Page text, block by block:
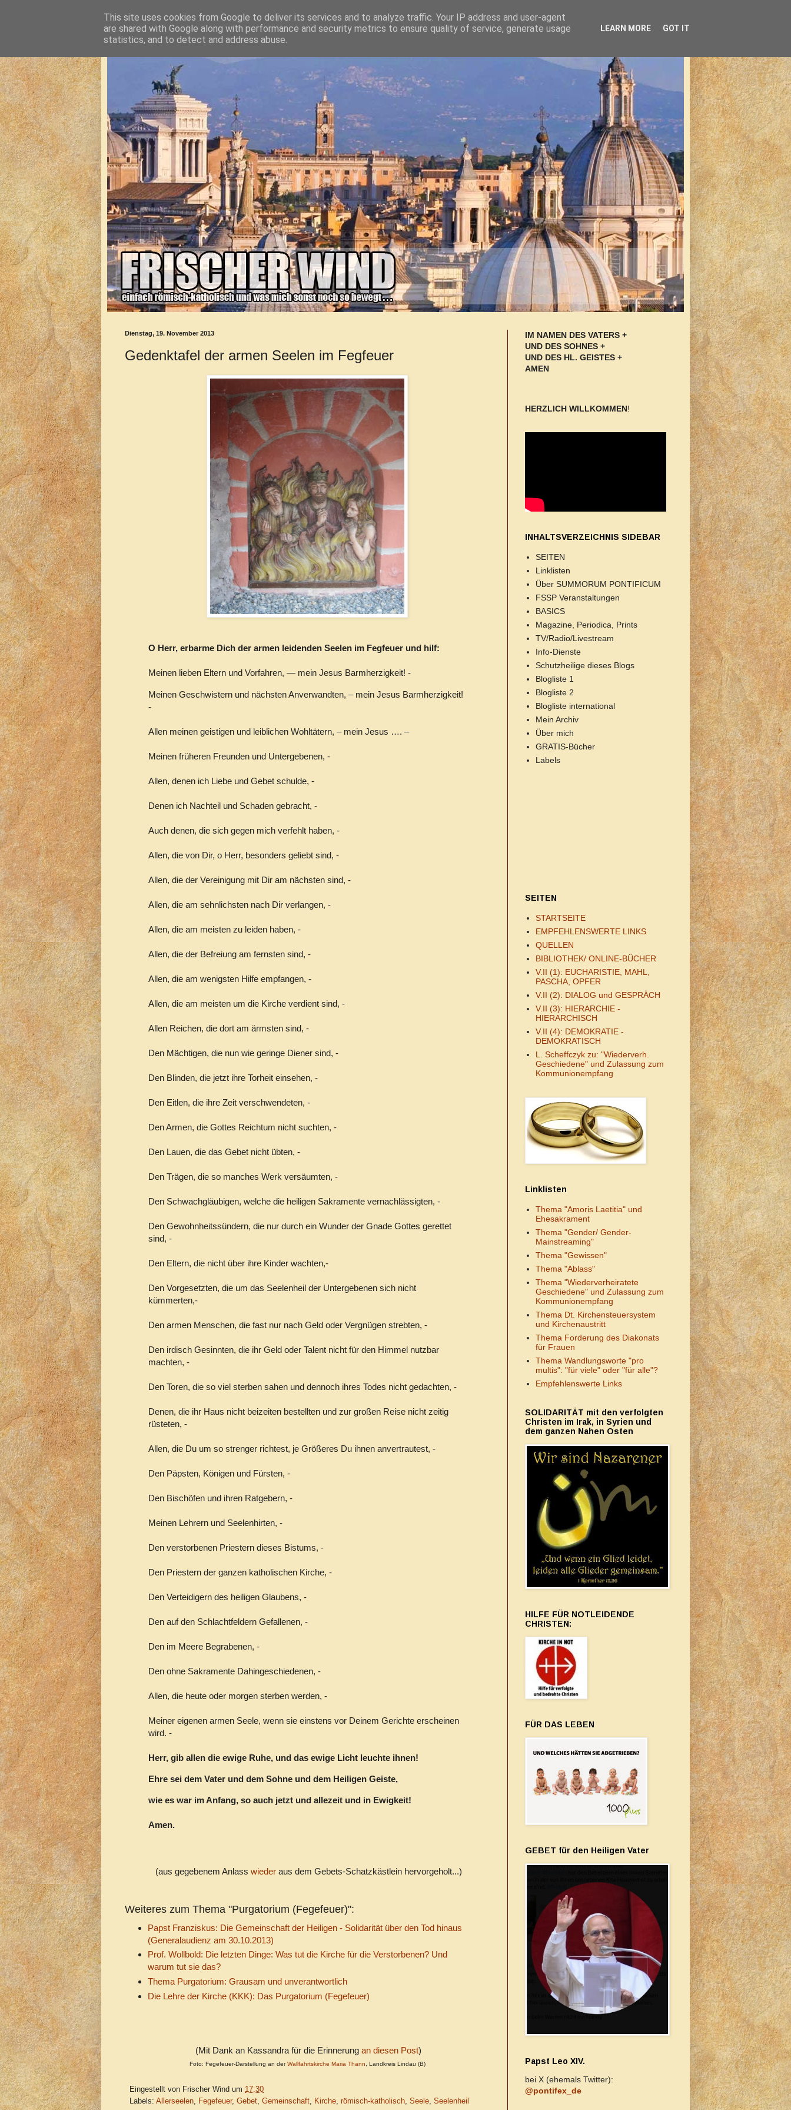
Dienstag, 19. November 2013
Gedenktafel der armen Seelen im Fegfeuer
O Herr, erbarme Dich der armen leidenden Seelen im Fegfeuer und hilf:
Meinen lieben Eltern und Vorfahren, — mein Jesus Barmherzigkeit! -
Meinen Geschwistern und nächsten Anverwandten, – mein Jesus Barmherzigkeit!
-
Allen meinen geistigen und leiblichen Wohltätern, – mein Jesus …. –
Meinen früheren Freunden und Untergebenen, -
Allen, denen ich Liebe und Gebet schulde, -
Denen ich Nachteil und Schaden gebracht, -
Auch denen, die sich gegen mich verfehlt haben, -
Allen, die von Dir, o Herr, besonders geliebt sind, -
Allen, die der Vereinigung mit Dir am nächsten sind, -
Allen, die am sehnlichsten nach Dir verlangen, -
Allen, die am meisten zu leiden haben, -
Allen, die der Befreiung am fernsten sind, -
Allen, die am wenigsten Hilfe empfangen, -
Allen, die am meisten um die Kirche verdient sind, -
Allen Reichen, die dort am ärmsten sind, -
Den Mächtigen, die nun wie geringe Diener sind, -
Den Blinden, die jetzt ihre Torheit einsehen, -
Den Eitlen, die ihre Zeit verschwendeten, -
Den Armen, die Gottes Reichtum nicht suchten, -
Den Lauen, die das Gebet nicht übten, -
Den Trägen, die so manches Werk versäumten, -
Den Schwachgläubigen, welche die heiligen Sakramente vernachlässigten, -
Den Gewohnheitssündern, die nur durch ein Wunder der Gnade Gottes gerettet
sind, -
Den Eltern, die nicht über ihre Kinder wachten,-
Den Vorgesetzten, die um das Seelenheil der Untergebenen sich nicht
kümmerten,-
Den armen Menschen, die fast nur nach Geld oder Vergnügen strebten, -
Den irdisch Gesinnten, die ihr Geld oder Talent nicht für den Himmel nutzbar
machten, -
Den Toren, die so viel sterben sahen und dennoch ihres Todes nicht gedachten, -
Denen, die ihr Haus nicht beizeiten bestellten und zur großen Reise nicht zeitig
rüsteten, -
Allen, die Du um so strenger richtest, je Größeres Du ihnen anvertrautest, -
Den Päpsten, Königen und Fürsten, -
Den Bischöfen und ihren Ratgebern, -
Meinen Lehrern und Seelenhirten, -
Den verstorbenen Priestern dieses Bistums, -
Den Priestern der ganzen katholischen Kirche, -
Den Verteidigern des heiligen Glaubens, -
Den auf den Schlachtfeldern Gefallenen, -
Den im Meere Begrabenen, -
Den ohne Sakramente Dahingeschiedenen, -
Allen, die heute oder morgen sterben werden, -
Meiner eigenen armen Seele, wenn sie einstens vor Deinem Gerichte erscheinen
wird. -
Herr, gib allen die ewige Ruhe, und das ewige Licht leuchte ihnen!
Ehre sei dem Vater und dem Sohne und dem Heiligen Geiste,
wie es war im Anfang, so auch jetzt und allezeit und in Ewigkeit!
Amen.
(aus gegebenem Anlass wiederaus dem Gebets-Schatzkästlein hervorgeholt...)
Weiteres zum Thema "Purgatorium (Fegefeuer)":
Papst Franziskus: Die Gemeinschaft der Heiligen - Solidarität über den Tod hinaus
(Generalaudienz am 30.10.2013)
Prof. Wollbold: Die letzten Dinge: Was tut die Kirche für die Verstorbenen? Und
warum tut sie das?
Thema Purgatorium: Grausam und unverantwortlich
Die Lehre der Kirche (KKK): Das Purgatorium (Fegefeuer)
(Mit Dank an Kassandra für die Erinnerung an diesen Post)
Foto: Fegefeuer-Darstellung an derWallfahrtskirche Maria Thann , Landkreis Lindau (B)
Eingestellt von Frischer Wind um 17:30
Labels: Allerseelen Fegefeuer, Gebet Gemeinschaft Kirche römisch-katholisch Seele Seelenheil
IM NAMEN DES VATERS +
UND DES SOHNES +
UND DES HL. GEISTES +
AMEN
HERZLICH WILLKOMMEN!
INHALTSVERZEICHNIS SIDEBAR
SEITEN
Linklisten
Über SUMMORUM PONTIFICUM
FSSP Veranstaltungen
BASICS
Magazine, Periodica, Prints
TV/Radio/Livestream
Info-Dienste
Schutzheilige dieses Blogs
Blogliste 1
Blogliste 2
Blogliste international
Mein Archiv
Über mich
GRATIS-Bücher
Labels
SEITEN
STARTSEITE
EMPFEHLENSWERTE LINKS
QUELLEN
BIBLIOTHEK/ ONLINE-BÜCHER
V.II (1): EUCHARISTIE, MAHL,
PASCHA, OPFER
V.II (2): DIALOG und GESPRÄCH
V.II (3): HIERARCHIE -
HIERARCHISCH
V.II (4): DEMOKRATIE -
DEMOKRATISCH
L. Scheffczyk zu: "Wiederverh.
Geschiedene" und Zulassung zum
Kommunionempfang
Linklisten
Thema "Amoris Laetitia" und
Ehesakrament
Thema "Gender/ Gender-
Mainstreaming"
Thema "Gewissen"
Thema "Ablass"
Thema "Wiederverheiratete
Geschiedene" und Zulassung zum
Kommunionempfang
Thema Dt. Kirchensteuersystem
und Kirchenaustritt
Thema Forderung des Diakonats
für Frauen
Thema Wandlungsworte "pro
multis": "für viele" oder "für alle"?
Empfehlenswerte Links
SOLIDARITÄT mit den verfolgten
Christen im Irak, in Syrien und
dem ganzen Nahen Osten
HILFE FÜR NOTLEIDENDE
CHRISTEN:
FÜR DAS LEBEN
GEBET für den Heiligen Vater
Papst Leo XIV.
bei X (ehemals Twitter):
@pontifex_de
This site uses cookies from Google to deliver its services and to analyze traffic. Your IP address and user-agent
are shared with Google along with performance and security metrics to ensure quality of service, generate usage
statistics, and to detect and address abuse.
LEARN MORE GOT IT